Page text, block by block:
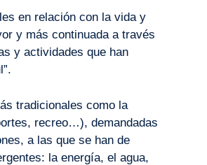
en relación con la vida y
y más continuada a través
y actividades que han
tradicionales como la
recreo…), demandadas
a las que se han de
la energía, el agua,